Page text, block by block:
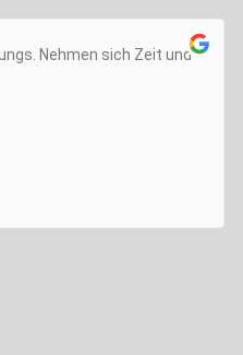
Nehmen sich Zeit und